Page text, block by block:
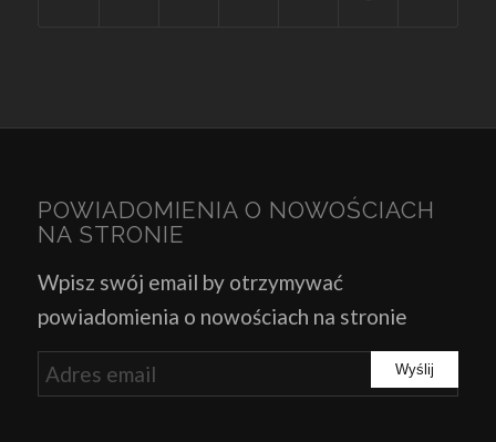
POWIADOMIENIA O NOWOŚCIACH
NA STRONIE
Wpisz swój email by otrzymywać
powiadomienia o nowościach na stronie